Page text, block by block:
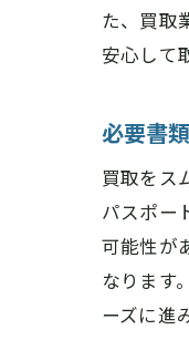
た、買取
安心して
必要書
買取をス
パスポー
可能性が
なります
ーズに進